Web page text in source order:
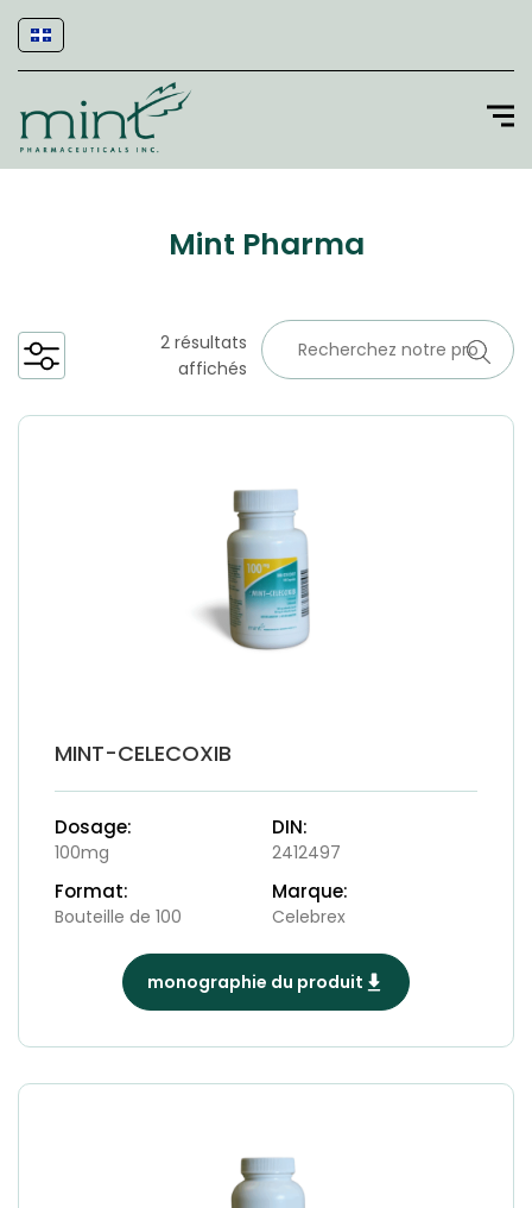
Mint Pharma
2 résultats
affichés
MINT-CELECOXIB
Dosage:
100mg
DIN:
2412497
Format:
Bouteille de 100
Marque:
Celebrex
monographie du produit